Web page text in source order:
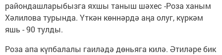
райондашларыбызга яхшы таныш шәхес -Роза ханым
Хәлилова турында. Үткән көннәрдә аңа олуг, күркәм
яшь - 90 тулды.
Роза апа күпбалалы гаиләдә дөньяга килә. Әтиләре бик